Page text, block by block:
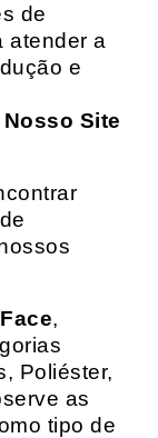
de
atender a
e
Site
,
Poliéster,
as
tipo de